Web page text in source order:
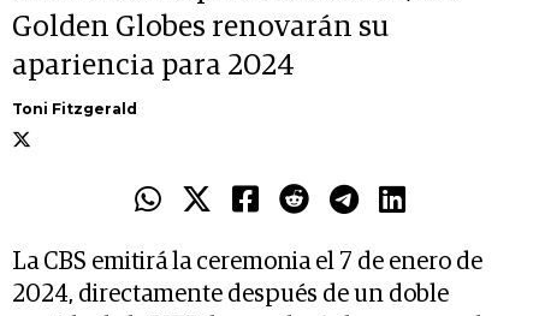
Golden Globes renovarán su
apariencia para 2024
Toni Fitzgerald
La CBS emitirá la ceremonia el 7 de enero de
2024, directamente después de un doble